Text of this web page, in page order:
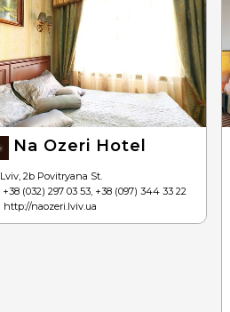
Na Ozeri Hotel
Lviv, 2b Povitryana St.
+38 (032) 297 03 53, +38 (097) 344 33 22
http://naozeri.lviv.ua